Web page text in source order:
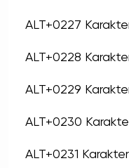
ALT+0227
ALT+0228
ALT+0229
ALT+0230
ALT+0231